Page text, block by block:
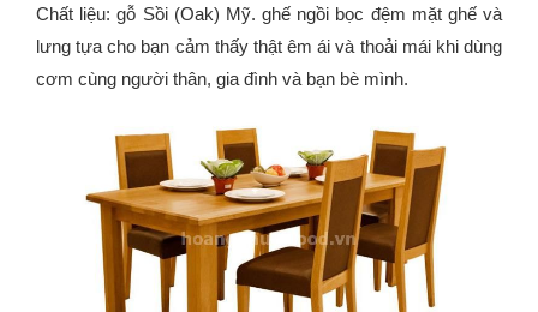
Chất liệu: gỗ Sồi (Oak) Mỹ. ghế ngồi bọc đệm mặt ghế và
lưng tựa cho bạn cảm thấy thật êm ái và thoải mái khi dùng
cơm cùng người thân, gia đình và bạn bè mình.